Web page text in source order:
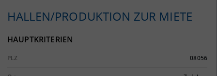
HALLEN/PRODUKTION ZUR MIETE
HAUPTKRITERIEN
PLZ 08056